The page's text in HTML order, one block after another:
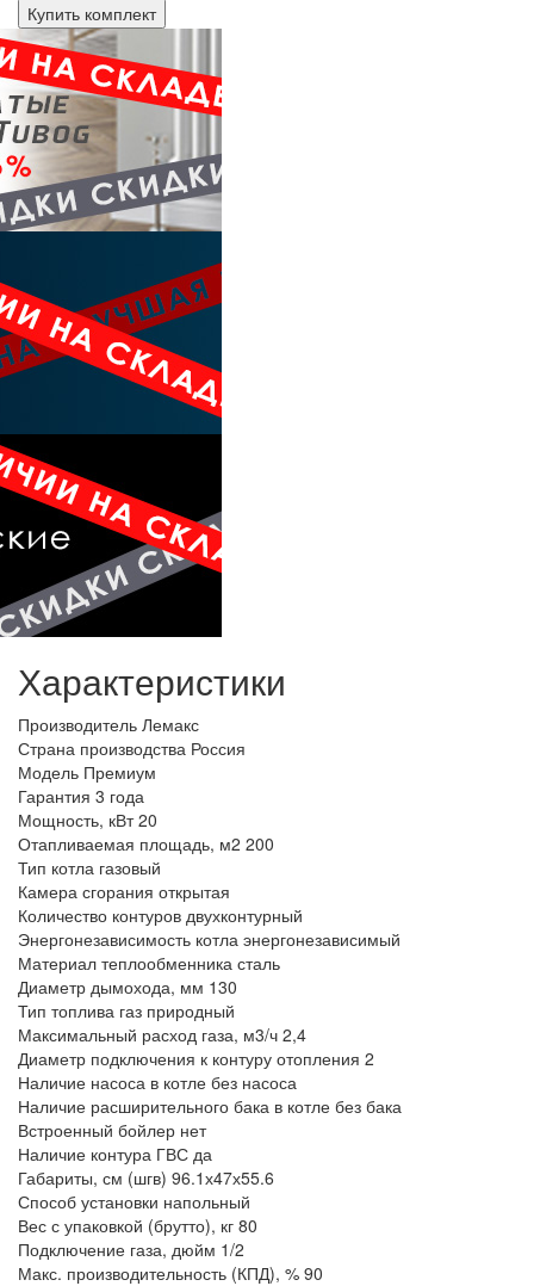
Купить комплект
Характеристики
Производитель Лемакс
Страна производства Россия
Модель Премиум
Гарантия 3 года
Мощность, кВт 20
Отапливаемая площадь, м2 200
Тип котла газовый
Камера сгорания открытая
Количество контуров двухконтурный
Энергонезависимость котла энергонезависимый
Материал теплообменника сталь
Диаметр дымохода, мм 130
Тип топлива газ природный
Максимальный расход газа, м3/ч 2,4
Диаметр подключения к контуру отопления 2
Наличие насоса в котле без насоса
Наличие расширительного бака в котле без бака
Встроенный бойлер нет
Наличие контура ГВС да
Габариты, см (шгв) 96.1х47х55.6
Способ установки напольный
Вес с упаковкой (брутто), кг 80
Подключение газа, дюйм 1/2
Макс. производительность (КПД), % 90